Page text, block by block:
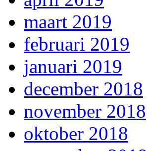
maart 2019
februari 2019
januari 2019
december 2018
november 2018
oktober 2018